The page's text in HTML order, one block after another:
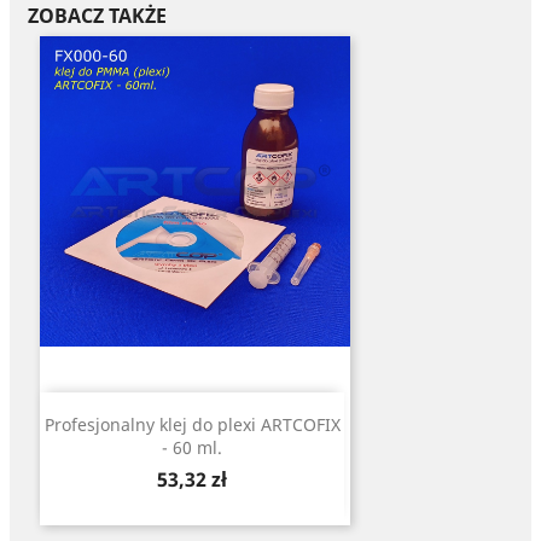
ZOBACZ TAKŻE
Profesjonalny klej do plexi ARTCOFIX
- 60 ml.
Cena
53,32 zł